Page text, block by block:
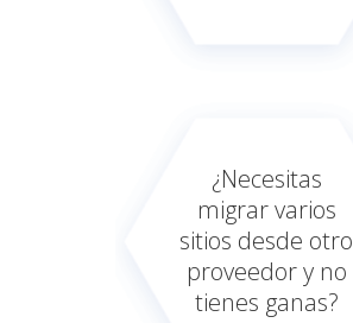
¿Necesitas
migrar varios
sitios desde otro
proveedor y no
tienes ganas?